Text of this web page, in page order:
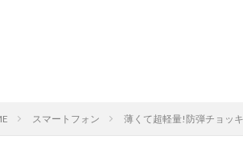
スマートフォン 薄くて超軽量!防弾チョッ